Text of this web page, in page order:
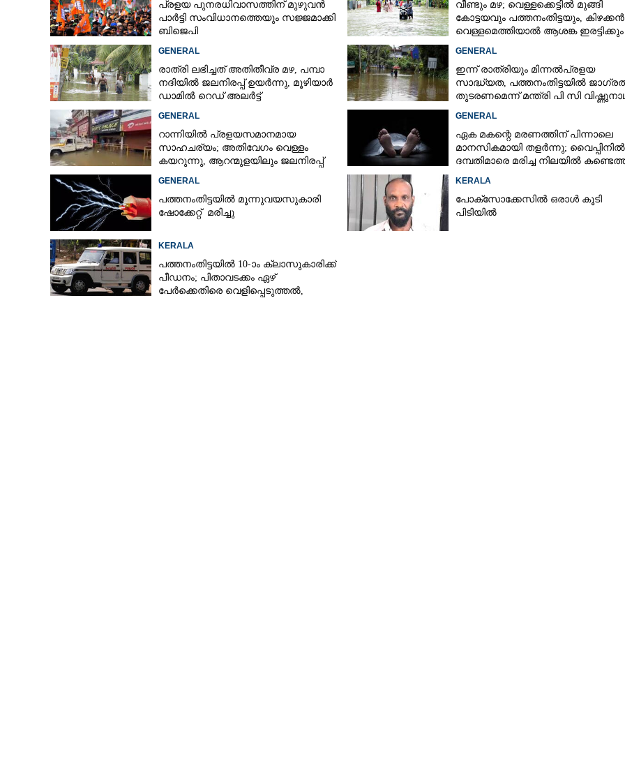
പ്രളയ പുനരധിവാസത്തിന് മുഴുവൻ
പാർട്ടി സംവിധാനത്തെയും സജ്ജമാക്കി
ബിജെപി
വീണ്ടും മഴ; വെള്ളക്കെട്ടിൽ മുങ്ങി
കോട്ടയവും പത്തനംതിട്ടയും, കിഴക്കൻ
വെള്ളമെത്തിയാൽ ആശങ്ക ഇരട്ടിക്കും
GENERAL
രാത്രി ലഭിച്ചത് അതിതീവ്ര മഴ, പമ്പാ
നദിയിൽ ജലനിരപ്പ് ഉയർന്നു, മൂഴിയാർ
ഡാമിൽ റെഡ് അലർട്ട്
GENERAL
ഇന്ന് രാത്രിയും മിന്നൽപ്രളയ
സാദ്ധ്യത,​ പത്തനംതിട്ടയിൽ
തുടരണമെന്ന് മന്ത്രി പി സി
GENERAL
റാന്നിയിൽ പ്രളയസമാനമായ
സാഹചര്യം; അതിവേഗം വെള്ളം
കയറുന്നു, ആറന്മുളയിലും ജലനിരപ്പ്
GENERAL
ഏക മകന്റെ മരണത്തിന് പിന്നാലെ
മാനസികമായി തളർന്നു; വൈപ്പിനിൽ
ദമ്പതിമാരെ മരിച്ച നിലയിൽ
GENERAL
പത്തനംതിട്ടയിൽ മൂന്നുവയസുകാരി
ഷോക്കേറ്റ് മരിച്ചു
KERALA
പോക്സോക്കേസിൽ ഒരാൾ കൂടി
പിടിയിൽ
KERALA
പത്തനംതിട്ടയിൽ 10-ാം ക്ലാസുകാരിക്ക്
പീഡനം; പിതാവടക്കം ഏഴ്
പേർക്കെതിരെ വെളിപ്പെടുത്തൽ,